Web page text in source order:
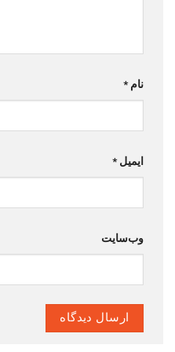
نام*
ایمیل*
وب‌سایت